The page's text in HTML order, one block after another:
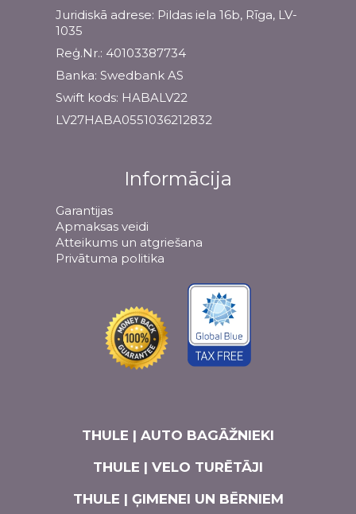
Juridiskā adrese: Pildas iela 16b, Rīga, LV-
1035
Reģ.Nr.: 40103387734
Banka: Swedbank AS
Swift kods: HABALV22
LV27HABA0551036212832
Informācija
Garantijas
Apmaksas veidi
Atteikums un atgriešana
Privātuma politika
THULE | AUTO BAGĀŽNIEKI
THULE | VELO TURĒTĀJI
THULE | ĢIMENEI UN BĒRNIEM